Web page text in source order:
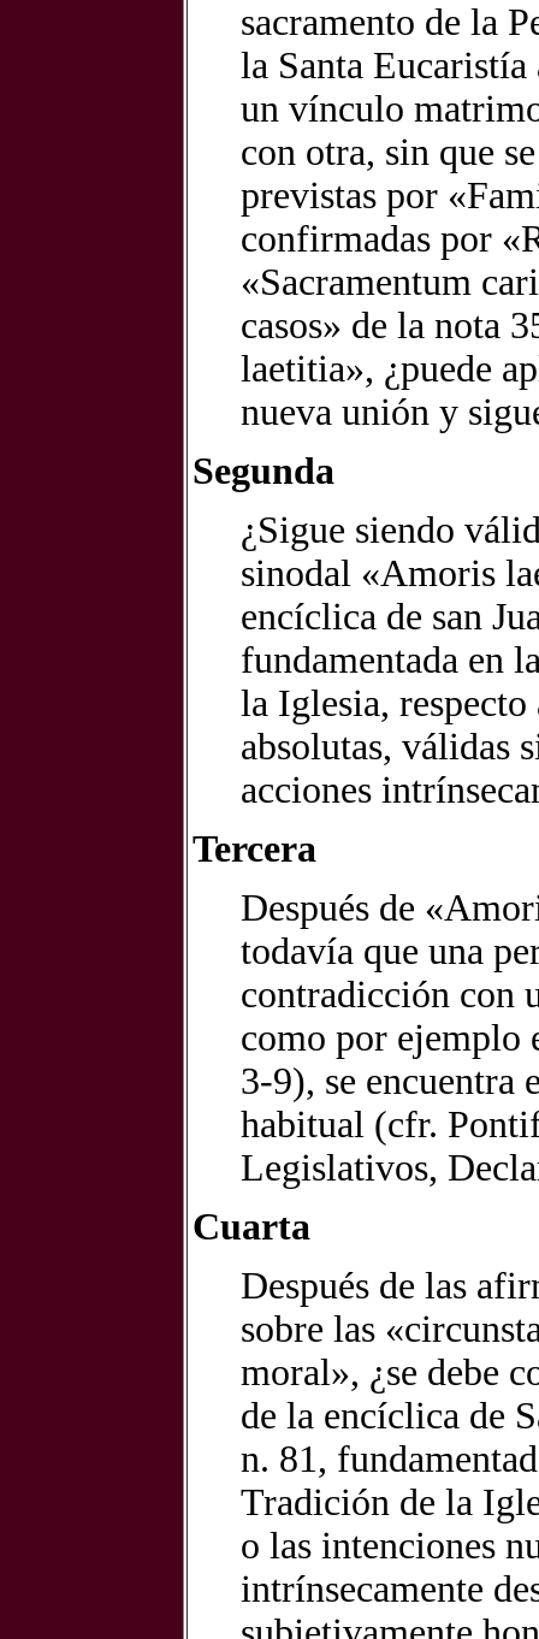
sacramento de la
la Santa Eucaristía
un vínculo
con otra, sin que
previstas por
confirmadas por
«Sacramentum
casos» de la nota
laetitia», ¿puede
nueva unión y
Segunda
¿Sigue siendo
sinodal «Amoris
encíclica de san
fundamentada en
la Iglesia,
absolutas, válidas
acciones
Tercera
Después de
todavía que una
contradicción con
como por ejemplo
3-9), se encuentra
habitual (cfr.
Legislativos,
Cuarta
Después de las
sobre las
moral», ¿se debe
de la encíclica de
n. 81,
Tradición de la
o las intenciones
intrínsecamente